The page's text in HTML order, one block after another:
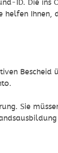
ID. Die ins
helfen Ihnen,
Bescheid
Sie